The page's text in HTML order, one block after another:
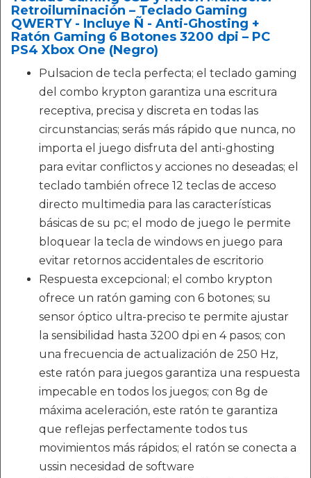
Retroiluminación – Teclado Gaming
QWERTY - Incluye Ñ - Anti-Ghosting +
Ratón Gaming 6 Botones 3200 dpi – PC
PS4 Xbox One (Negro)
Pulsacion de tecla perfecta; el teclado gaming
del combo krypton garantiza una escritura
receptiva, precisa y discreta en todas las
circunstancias; serás más rápido que nunca, no
importa el juego disfruta del anti-ghosting
para evitar conflictos y acciones no deseadas; el
teclado también ofrece 12 teclas de acceso
directo multimedia para las características
básicas de su pc; el modo de juego le permite
bloquear la tecla de windows en juego para
evitar retornos accidentales de escritorio
Respuesta excepcional; el combo krypton
ofrece un ratón gaming con 6 botones; su
sensor óptico ultra-preciso te permite ajustar
la sensibilidad hasta 3200 dpi en 4 pasos; con
una frecuencia de actualización de 250 Hz,
este ratón para juegos garantiza una respuesta
impecable en todos los juegos; con 8g de
máxima aceleración, este ratón te garantiza
que reflejas perfectamente todos tus
movimientos más rápidos; el ratón se conecta a
ussin necesidad de software